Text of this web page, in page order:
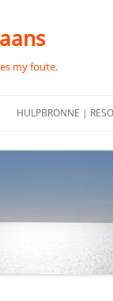
my foute.
HULPBRONNE |